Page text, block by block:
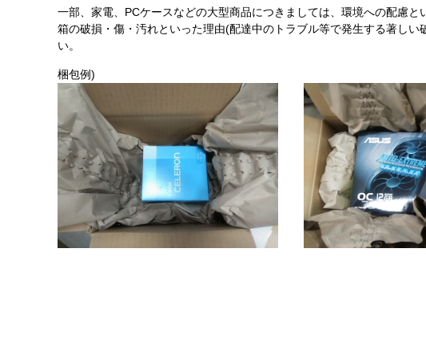
一部、家電、PCケースなどの大型商品につきましては、環境への配慮
箱の破損・傷・汚れといった理由(配達中のトラブル等で発生する著し
い。
梱包例)